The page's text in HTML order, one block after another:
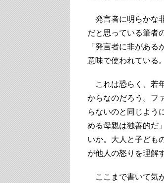
発言者に明らかな
だと思っている筆者
「発言者に非があ
意味で使われている。
これは恐らく、若
からなのだろう。フ
らないのと同じよう
める母親は独善的だ
いか。大人と子ども
が他人の怒りを理解
ここまで書いて気